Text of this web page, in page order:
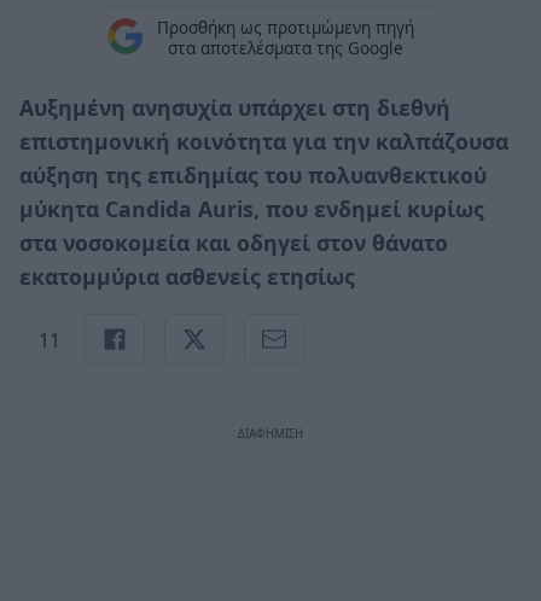
Προσθήκη ως προτιμώμενη πηγή
στα αποτελέσματα της Google
Αυξημένη ανησυχία υπάρχει στη διεθνή
επιστημονική κοινότητα για την καλπάζουσα
αύξηση της επιδημίας του πολυανθεκτικού
μύκητα Candida Auris, που ενδημεί κυρίως
στα νοσοκομεία και οδηγεί στον θάνατο
εκατομμύρια ασθενείς ετησίως
11